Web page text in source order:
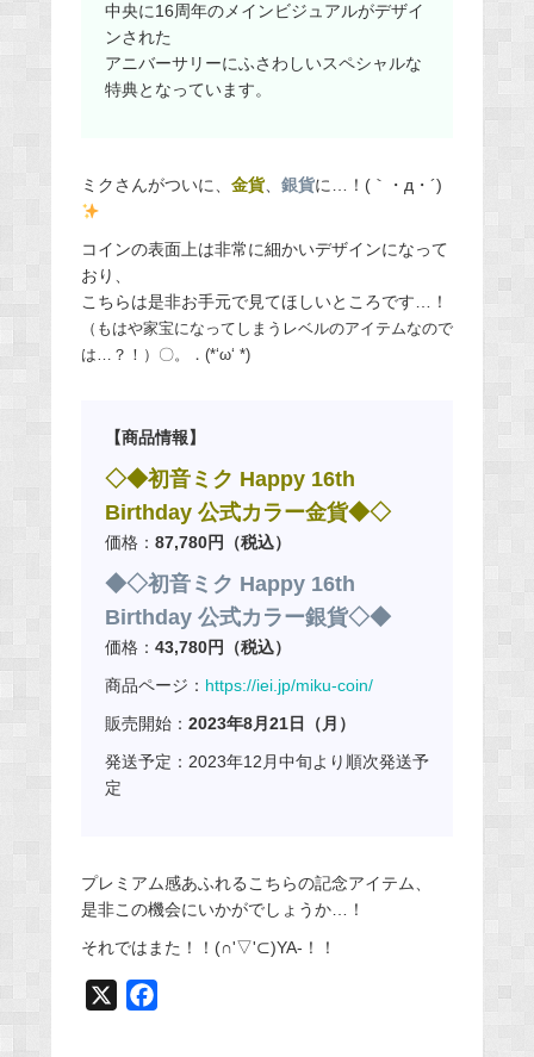
中央に16周年のメインビジュアルがデザイ
ンされた
アニバーサリーにふさわしいスペシャルな
特典となっています。
ミクさんがついに、 金貨、 銀貨に…！(｀・д・´)
コインの表面上は非常に細かいデザインになって
おり、
こちらは是非お手元で見てほしいところです…！
（もはや家宝になってしまうレベルのアイテムなので
は…？！）〇。．(*‘ω‘ *)
【商品情報】
◇◆初音ミク Happy 16th
Birthday 公式カラー金貨◆◇
価格： 87,780円（税込）
◆◇初音ミク Happy 16th
Birthday 公式カラー銀貨◇◆
価格： 43,780円（税込）
商品ページ： https://iei.jp/miku-coin/
販売開始： 2023年8月21日（月）
発送予定：2023年12月中旬より順次発送予
定
プレミアム感あふれるこちらの記念アイテム、
是非この機会にいかがでしょうか…！
それではまた！！(∩'▽'⊂)YA-！！